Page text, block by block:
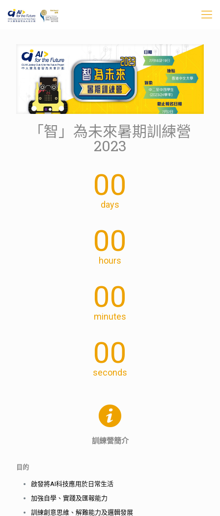
「智」為未來暑期訓練營
2023
00
days
00
hours
00
minutes
00
seconds
訓練營簡介
目的
啟發將AI科技應用於日常生活
加強自學、實踐及匯報能力
訓練創意思維、解難能力及邏輯發展